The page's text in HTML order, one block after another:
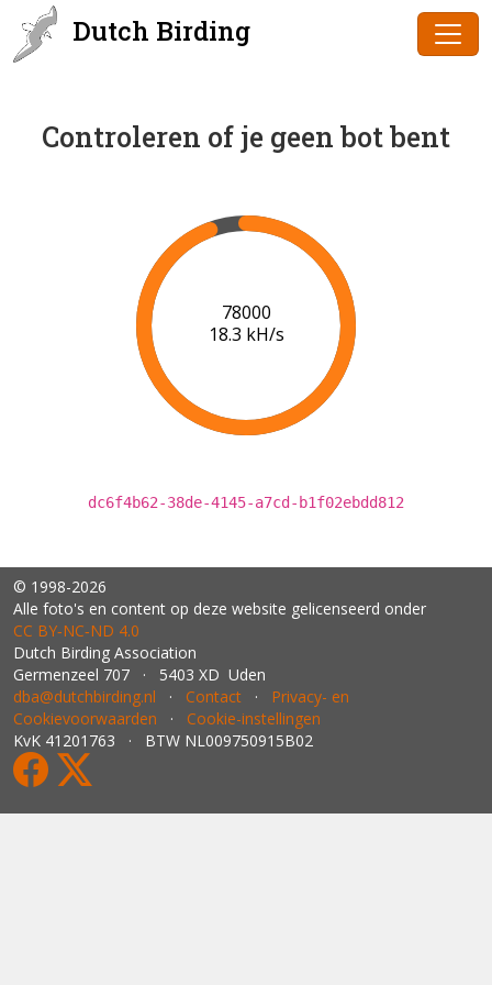
Dutch Birding
Controleren of je geen bot bent
80000
18.4 kH/s
dc6f4b62-38de-4145-a7cd-b1f02ebdd812
© 1998-2026
Alle foto's en content op deze website gelicenseerd onder
CC BY‑NC‑ND 4.0
Dutch Birding Association
Germenzeel 707 · 5403 XD Uden
dba@dutchbirding.nl · Contact · Privacy- en
Cookievoorwaarden · Cookie-instellingen
KvK 41201763 · BTW NL009750915B02